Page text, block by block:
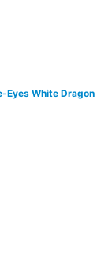
White Dragon